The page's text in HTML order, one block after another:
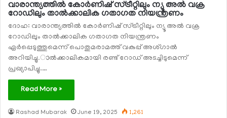
വാരാന്ത്യത്തില്‍ കോര്‍ണിഷ് സ്ട്രീറ്റിലും ന്യൂ അല്‍ വക്ര
റോഡിലും താല്‍ക്കാലിക ഗതാഗത നിയന്ത്രണം
ദോഹ: വാരാന്ത്യത്തില്‍ കോര്‍ണിഷ് സ്ട്രീറ്റിലും ന്യൂ അല്‍ വക്ര
റോഡിലും താല്‍ക്കാലിക ഗതാഗത നിയന്ത്രണം
ഏര്‍പ്പെടുത്തുമെന്ന് പൊതുമരാമത്ത് വകുപ്പ് അശ്ഗാല്‍
അറിയിച്ചു.ാല്‍ക്കാലികമായി രണ്ട് റോഡ് അടച്ചിടുമെന്ന്
പ്രഖ്യാപിച്ചു.…
Read More »
Rashad Mubarak June 19, 2025 1,261